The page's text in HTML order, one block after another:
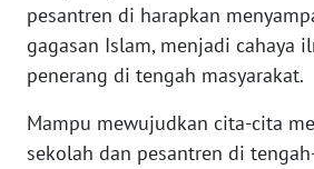
pesantren di harapkan
gagasan Islam, menjadi cahaya
penerang di tengah masyarakat.
Mampu mewujudkan cita-cita
sekolah dan pesantren di
WN
SULTENG
SULBAR